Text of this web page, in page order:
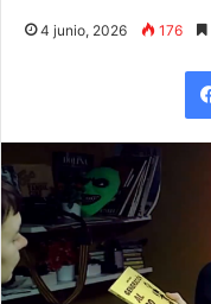
4 junio, 2026 176